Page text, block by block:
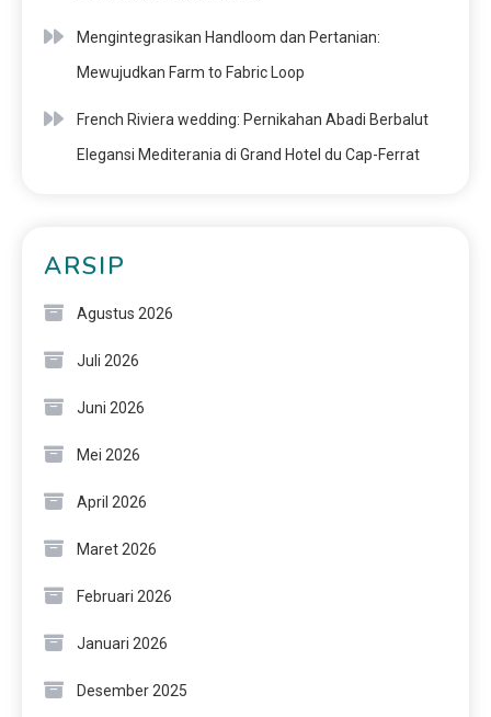
Mengintegrasikan Handloom dan Pertanian:
Mewujudkan Farm to Fabric Loop
French Riviera wedding: Pernikahan Abadi Berbalut
Elegansi Mediterania di Grand Hotel du Cap-Ferrat
ARSIP
Agustus 2026
Juli 2026
Juni 2026
Mei 2026
April 2026
Maret 2026
Februari 2026
Januari 2026
Desember 2025